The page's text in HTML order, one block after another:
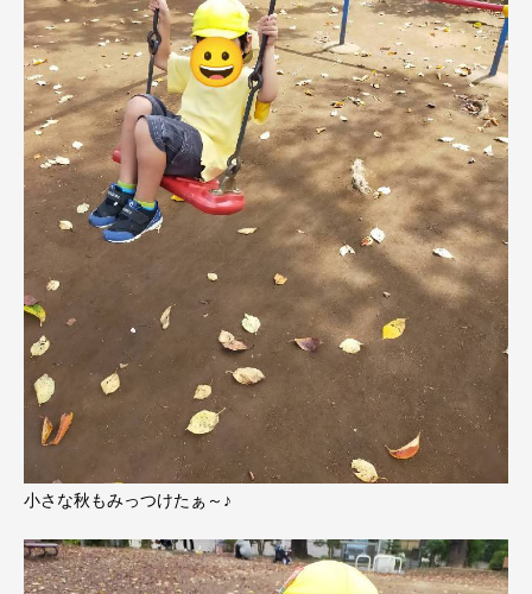
小さな秋もみっつけたぁ～♪